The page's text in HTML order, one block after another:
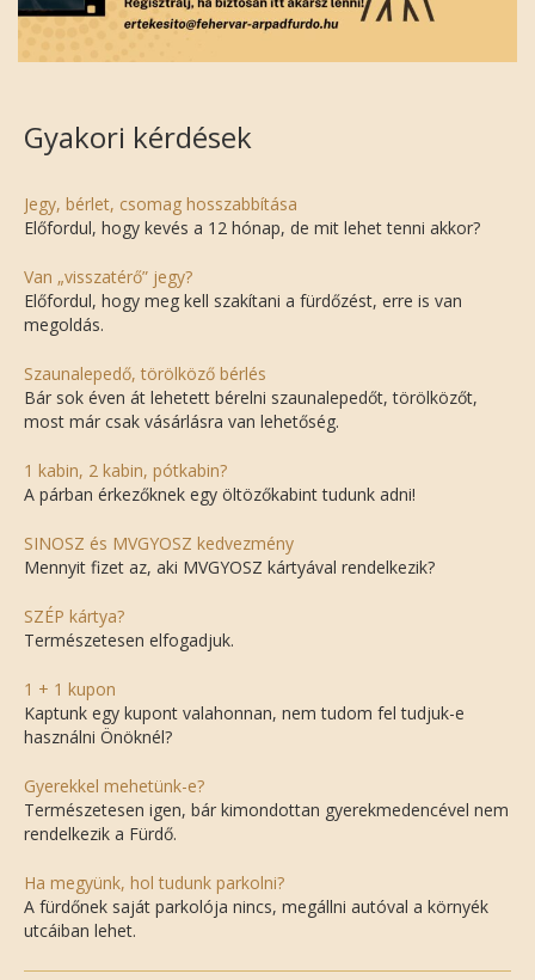
Gyakori kérdések
Jegy, bérlet, csomag hosszabbítása
Előfordul, hogy kevés a 12 hónap, de mit lehet tenni akkor?
Van „visszatérő” jegy?
Előfordul, hogy meg kell szakítani a fürdőzést, erre is van
megoldás.
Szaunalepedő, törölköző bérlés
Bár sok éven át lehetett bérelni szaunalepedőt, törölközőt,
most már csak vásárlásra van lehetőség.
1 kabin, 2 kabin, pótkabin?
A párban érkezőknek egy öltözőkabint tudunk adni!
SINOSZ és MVGYOSZ kedvezmény
Mennyit fizet az, aki MVGYOSZ kártyával rendelkezik?
SZÉP kártya?
Természetesen elfogadjuk.
1 + 1 kupon
Kaptunk egy kupont valahonnan, nem tudom fel tudjuk-e
használni Önöknél?
Gyerekkel mehetünk-e?
Természetesen igen, bár kimondottan gyerekmedencével nem
rendelkezik a Fürdő.
Ha megyünk, hol tudunk parkolni?
A fürdőnek saját parkolója nincs, megállni autóval a környék
utcáiban lehet.